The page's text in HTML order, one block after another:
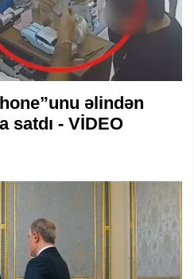
əlindən
satdı - VİDEO